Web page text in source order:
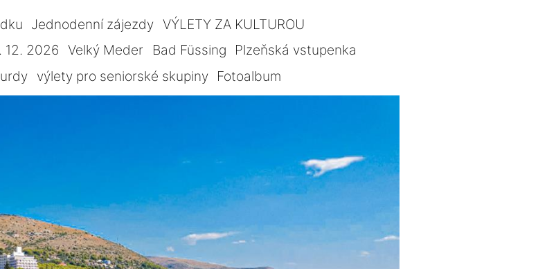
Jednodenní zájezdy VÝLETY ZA KULTUROU
12. 2026 Velký Meder Bad Füssing
Plzeňská vstupenka
výlety pro seniorské skupiny Fotoalbum